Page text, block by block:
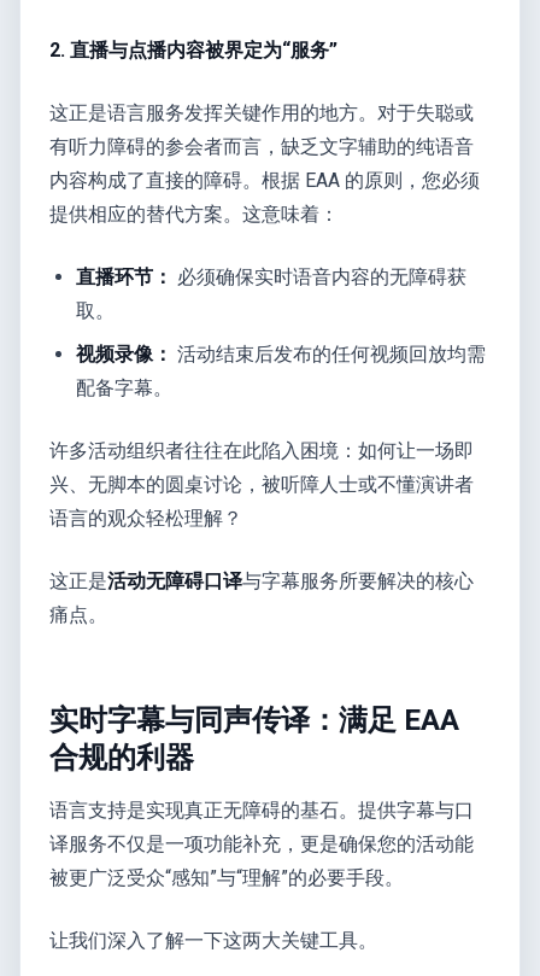
2. 直播与点播内容被界定为“服务”
这正是语言服务发挥关键作用的地方。对于失聪或
有听力障碍的参会者而言，缺乏文字辅助的纯语音
内容构成了直接的障碍。根据 EAA 的原则，您必须
提供相应的替代方案。这意味着：
直播环节： 必须确保实时语音内容的无障碍获
取。
视频录像： 活动结束后发布的任何视频回放均需
配备字幕。
许多活动组织者往往在此陷入困境：如何让一场即
兴、无脚本的圆桌讨论，被听障人士或不懂演讲者
语言的观众轻松理解？
这正是活动无障碍口译与字幕服务所要解决的核心
痛点。
实时字幕与同声传译：满足 EAA
合规的利器
语言支持是实现真正无障碍的基石。提供字幕与口
译服务不仅是一项功能补充，更是确保您的活动能
被更广泛受众“感知”与“理解”的必要手段。
让我们深入了解一下这两大关键工具。